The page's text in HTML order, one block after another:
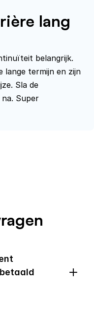
lang
belangrijk.
lange termijn en zijn
Sla de
Super